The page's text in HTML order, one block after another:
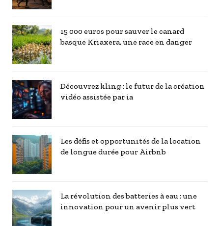
15 000 euros pour sauver le canard
basque Kriaxera, une race en danger
Découvrez kling : le futur de la création
vidéo assistée par ia
Les défis et opportunités de la location
de longue durée pour Airbnb
La révolution des batteries à eau : une
innovation pour un avenir plus vert